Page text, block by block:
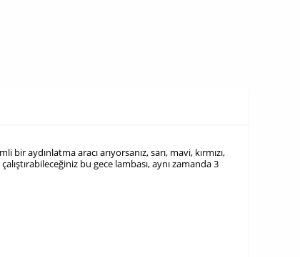
aydınlatma aracı arıyorsanız, sarı, mavi, kırmızı,
bu gece lambası, aynı zamanda 3